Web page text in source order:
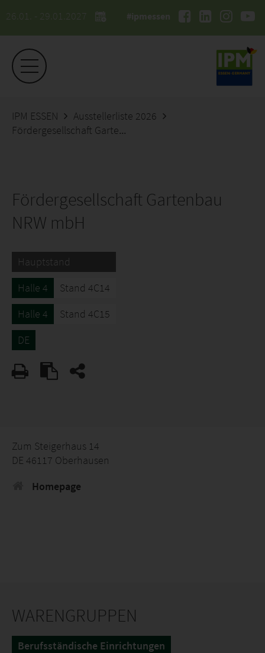
26.01. - 29.01.2027 #ipmessen
IPM ESSEN
Ausstellerliste 2026
Fördergesellschaft Gartenbau NRW mbH
Fördergesellschaft Gartenbau
NRW mbH
Hauptstand
Halle 4
Stand 4C14
Halle 4
Stand 4C15
DE
Zum Steigerhaus 14
DE 46117 Oberhausen
Homepage
WARENGRUPPEN
Berufsständische Einrichtungen